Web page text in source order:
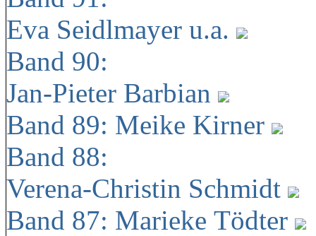
Eva Seidlmayer u.a.
Band 90:
Jan-Pieter Barbian
Band 89: Meike Kirner
Band 88:
Verena-Christin Schmidt
Band 87: Marieke Tödter